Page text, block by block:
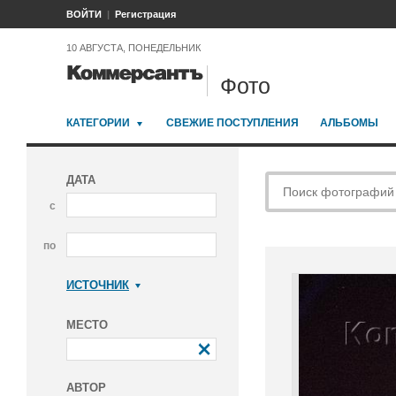
ВОЙТИ Регистрация
10 АВГУСТА, ПОНЕДЕЛЬНИК
Фото
КАТЕГОРИИ СВЕЖИЕ ПОСТУПЛЕНИЯ АЛЬБОМЫ
ДАТА
с
по
ИСТОЧНИК
МЕСТО
АВТОР